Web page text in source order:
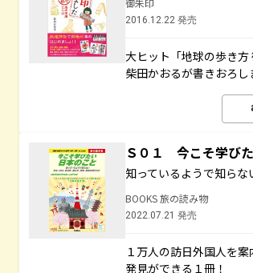
御朱印
2016.12.22 発売
大ヒット「地球の歩き
柴田かおるが書きおろし
Ｓ０１ 今こそ学び
知っているようで知ら
BOOKS 旅の読み物
2022.07.21 発売
１万人の訪日外国人を
発見ができる１冊！